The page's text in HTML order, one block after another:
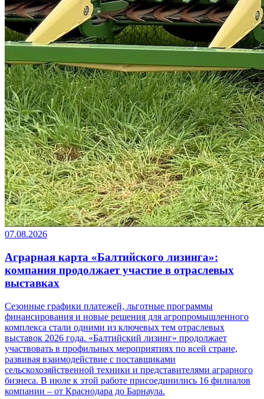
07.08.2026
Аграрная карта «Балтийского лизинга»:
компания продолжает участие в отраслевых
выставках
Сезонные графики платежей, льготные программы
финансирования и новые решения для агропромышленного
комплекса стали одними из ключевых тем отраслевых
выставок 2026 года. «Балтийский лизинг» продолжает
участвовать в профильных мероприятиях по всей стране,
развивая взаимодействие с поставщиками
сельскохозяйственной техники и представителями аграрного
бизнеса. В июле к этой работе присоединились 16 филиалов
компании – от Краснодара до Барнаула.